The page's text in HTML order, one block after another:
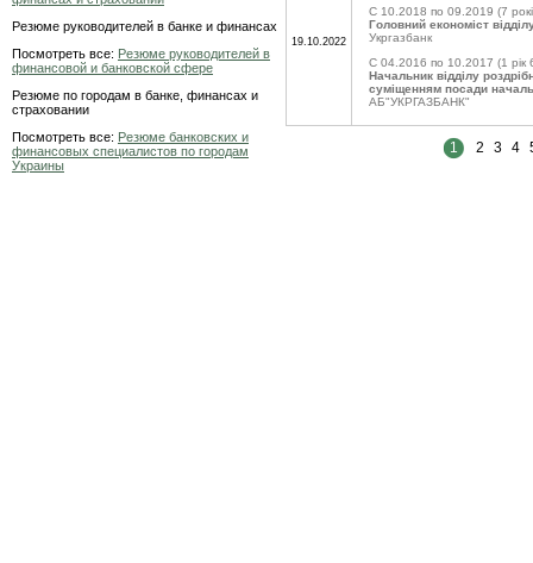
Резюме руководителей в банке и финансах
Посмотреть все: Резюме руководителей в
финансовой и банковской сфере
Резюме по городам в банке, финансах и
страховании
Посмотреть все: Резюме банковских и
финансовых специалистов по городам
Украины
19.10.2022
C 10.2018 по 09.2019 (7
Головний економіст
Укргазбанк
C 04.2016 по 10.2017 (1 рік
Начальник відділу
суміщенням посади
АБ"УКРГАЗБАНК"
1 2 3 4